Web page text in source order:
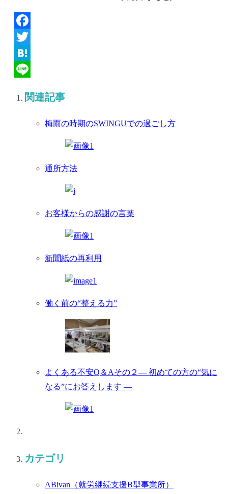
Facebook
Twitter
Hatena
関連記事
梅雨の時期のSWINGUでの過ごし方
通所方法
お客様からの感謝の言葉
新聞紙の再利用
働く前の“整える力”
よくある不安Q＆Aその２― 初めての方の“気に
なる”にお答えします ―
カテゴリ
ABivan （就労継続支援B型事業所）